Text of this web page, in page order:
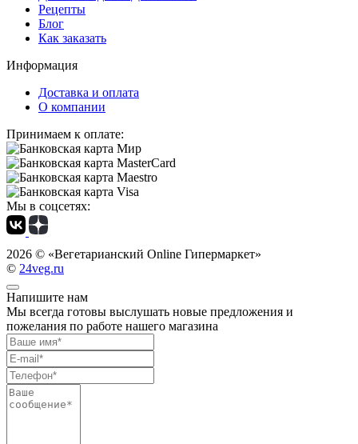
Рецепты
Блог
Как заказать
Информация
Доставка и оплата
О компании
Принимаем к оплате:
Мы в соцсетях:
2026 © «Вегетарианский Online Гипермаркет»
© 24veg.ru
Напишите нам
Мы всегда готовы выслушать новые предложения и
пожелания по работе нашего магазина